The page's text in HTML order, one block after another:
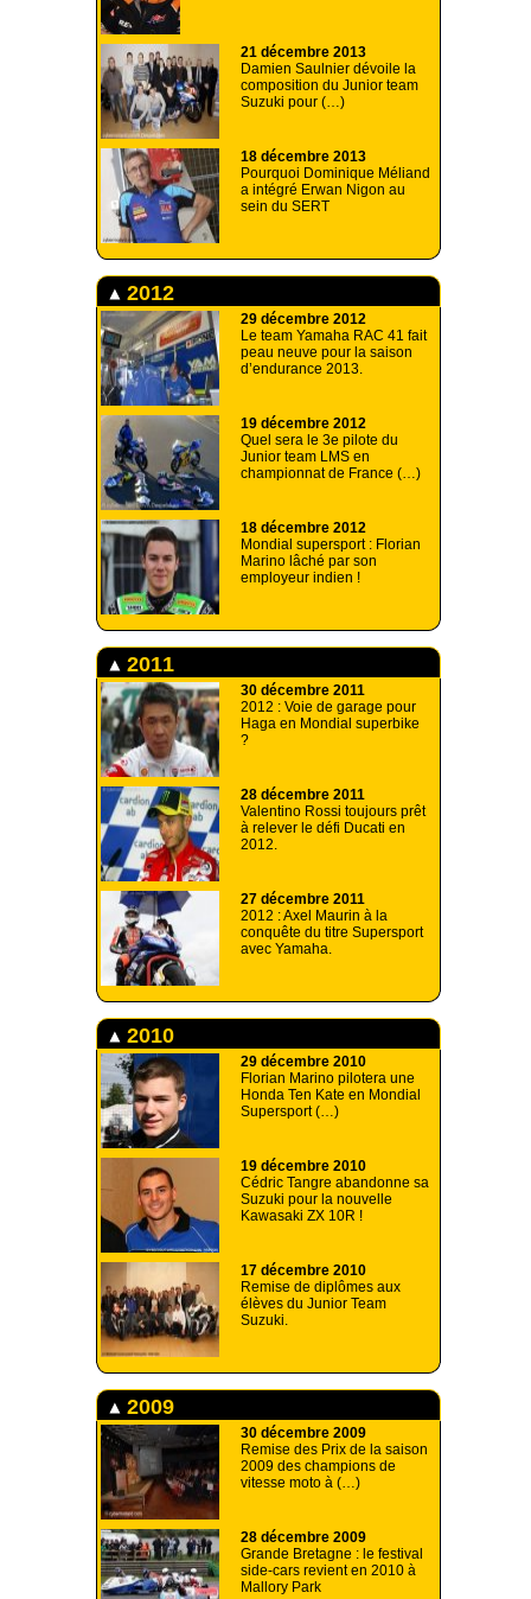
21 décembre 2013
Damien Saulnier dévoile la
composition du Junior team
Suzuki pour (…)
18 décembre 2013
Pourquoi Dominique Méliand
a intégré Erwan Nigon au
sein du SERT
2012
29 décembre 2012
Le team Yamaha RAC 41 fait
peau neuve pour la saison
d’endurance 2013.
19 décembre 2012
Quel sera le 3e pilote du
Junior team LMS en
championnat de France (…)
18 décembre 2012
Mondial supersport : Florian
Marino lâché par son
employeur indien !
2011
30 décembre 2011
2012 : Voie de garage pour
Haga en Mondial superbike
?
28 décembre 2011
Valentino Rossi toujours prêt
à relever le défi Ducati en
2012.
27 décembre 2011
2012 : Axel Maurin à la
conquête du titre Supersport
avec Yamaha.
2010
29 décembre 2010
Florian Marino pilotera une
Honda Ten Kate en Mondial
Supersport (…)
19 décembre 2010
Cédric Tangre abandonne sa
Suzuki pour la nouvelle
Kawasaki ZX 10R !
17 décembre 2010
Remise de diplômes aux
élèves du Junior Team
Suzuki.
2009
30 décembre 2009
Remise des Prix de la saison
2009 des champions de
vitesse moto à (…)
28 décembre 2009
Grande Bretagne : le festival
side-cars revient en 2010 à
Mallory Park